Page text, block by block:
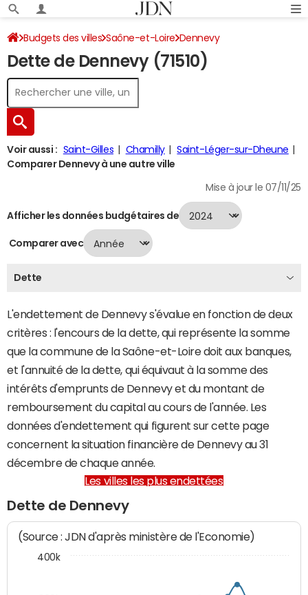
Budgets des villes Saône-et-Loire Dennevy
Dette au 31/12/2024
Dette de Dennevy (71510)
Voir aussi : Saint-Gilles Chamilly
Saint-Léger-sur-Dheune
Comparer Dennevy à une autre ville
Mise à jour le 07/11/25
Afficher les données budgétaires de
Comparer avec
Dette
L'endettement de Dennevy s'évalue en fonction de deux
critères : l'encours de la dette, qui représente la somme
que la commune de la Saône-et-Loire doit aux banques,
et l'annuité de la dette, qui équivaut à la somme des
intérêts d'emprunts de Dennevy et du montant de
remboursement du capital au cours de l'année. Les
données d'endettement qui figurent sur cette page
concernent la situation financière de Dennevy au 31
décembre de chaque année.
Les villes les plus endettées
Dette de Dennevy
(Source : JDN d'après ministère de l'Economie)
400k